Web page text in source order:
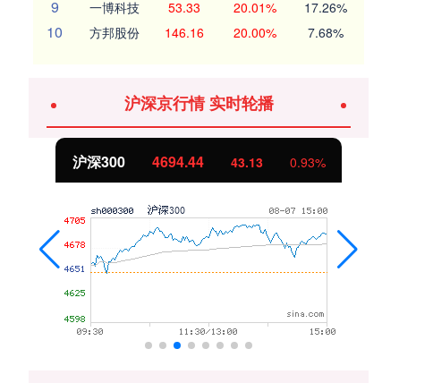
9 一博科技 53.33 20.01% 17.26%
10 方邦股份 146.16 20.00% 7.68%
沪深京行情 实时轮播
北证50 1134.24 11.37 1.01%